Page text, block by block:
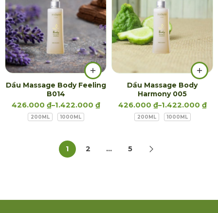
Dầu Massage Body Feeling
B014
426.000 ₫–1.422.000 ₫
200ML 1000ML
Dầu Massage Body
Harmony 005
426.000 ₫–1.422.000 ₫
200ML 1000ML
1 2 … 5